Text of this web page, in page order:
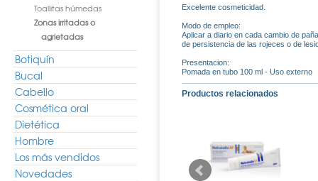
Toallitas húmedas
Zonas irritadas o
agrietadas
Botiquín
Bucal
Cabello
Cosmética oral
Dietética
Hombre
Los más vendidos
Novedades
Excelente cosmeticidad.
Modo de empleo:
Aplicar a diario en cada cambio de
de persistencia de las rojeces o de
Presentacion:
Pomada en tubo 100 ml - Uso externo
Productos relacionados